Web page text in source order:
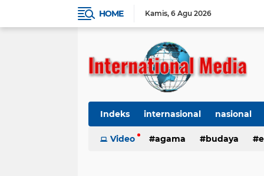
HOME Kamis 6 Agu 2026
Indeks internasional nasional
Ekbis TNI-Polri Organisasi
Video agama budaya